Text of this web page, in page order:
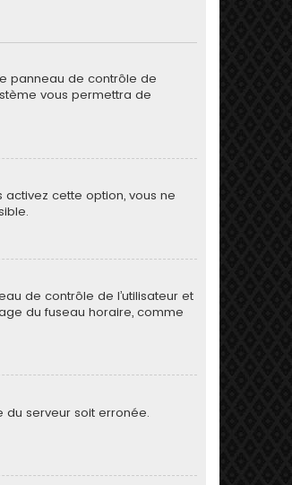
panneau de contrôle de
vous permettra de
activez cette option, vous ne
de contrôle de l’utilisateur et
du fuseau horaire, comme
du serveur soit erronée.